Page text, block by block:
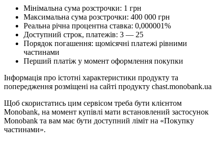
Мінімальна сума розстрочки: 1 грн
Максимальна сума розстрочки: 400 000 грн
Реальна річна процентна ставка: 0,000001%
Доступний строк, платежів: 3 — 25
Порядок погашення: щомісячні платежі рівними
частинами
Перший платіж у момент оформлення покупки
Інформація про істотні характеристики продукту та
попередження розміщені на сайті продукту chast.monobank.ua
Щоб скористатись цим сервісом треба бути клієнтом
Monobank, на момент купівлі мати встановлений застосунок
Monobank та вам має бути доступний ліміт на «Покупку
частинами».